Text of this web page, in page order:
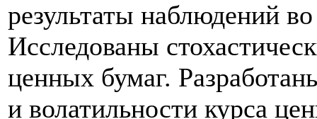
результаты наблюдений
Исследованы
ценных бумаг.
и волатильности курса